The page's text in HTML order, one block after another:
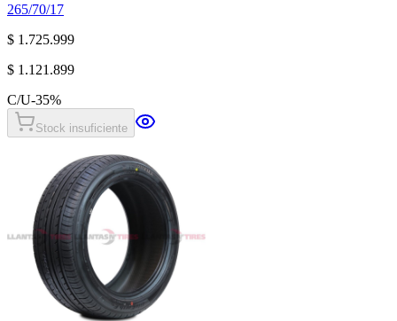
265/70/17
$ 1.725.999
$ 1.121.899
C/U-35%
Stock insuficiente